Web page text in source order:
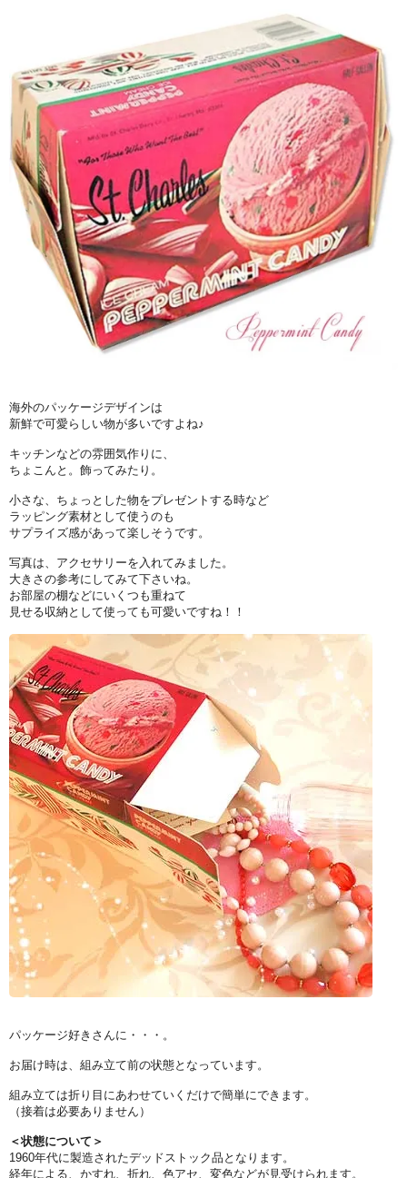
海外のパッケージデザインは
新鮮で可愛らしい物が多いですよね♪
キッチンなどの雰囲気作りに、
ちょこんと。飾ってみたり。
小さな、ちょっとした物をプレゼントする時など
ラッピング素材として使うのも
サプライズ感があって楽しそうです。
写真は、アクセサリーを入れてみました。
大きさの参考にしてみて下さいね。
お部屋の棚などにいくつも重ねて
見せる収納として使っても可愛いですね！！
パッケージ好きさんに・・・。
お届け時は、組み立て前の状態となっています。
組み立ては折り目にあわせていくだけで簡単にできます。
（接着は必要ありません）
＜状態について＞
1960年代に製造されたデッドストック品となります。
経年による、かすれ、折れ、色アセ、変色などが見受けられます。